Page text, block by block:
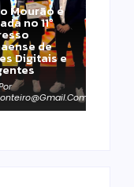
Mourão é
no 11º
de
Digitais e